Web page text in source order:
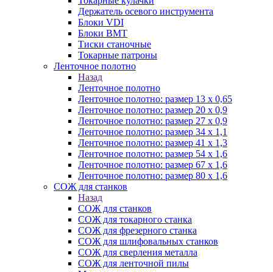
Держатель осевого инструмента
Блоки VDI
Блоки BMT
Тиски станочные
Токарные патроны
Ленточное полотно
Назад
Ленточное полотно
Ленточное полотно: размер 13 х 0,65
Ленточное полотно: размер 20 х 0,9
Ленточное полотно: размер 27 х 0,9
Ленточное полотно: размер 34 х 1,1
Ленточное полотно: размер 41 х 1,3
Ленточное полотно: размер 54 х 1,6
Ленточное полотно: размер 67 х 1,6
Ленточное полотно: размер 80 х 1,6
СОЖ для станков
Назад
СОЖ для станков
СОЖ для токарного станка
СОЖ для фрезерного станка
СОЖ для шлифовальных станков
СОЖ для сверления металла
СОЖ для ленточной пилы